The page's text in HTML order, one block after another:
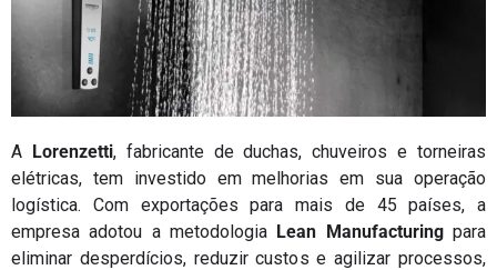
A Lorenzetti, fabricante de duchas, chuveiros e torneiras
elétricas, tem investido em melhorias em sua operação
logística. Com exportações para mais de 45 países, a
empresa adotou a metodologia Lean Manufacturingpara
eliminar desperdícios, reduzir custos e agilizar processos,